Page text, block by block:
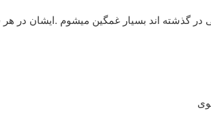
در گذشته اند بسیار غمگین میشوم .ایشان در